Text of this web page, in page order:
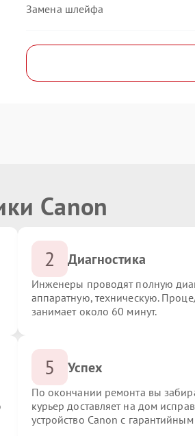
Замена шлейфа
Canon
2 Диагностика
Инженеры проводят полную
аппаратную, техническую.
занимает около 60 минут.
5 Успех
По окончании ремонта вы
курьер доставляет на дом
устройство Canon с